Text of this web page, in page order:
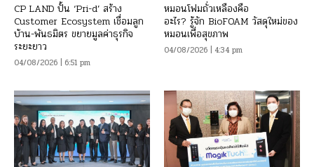
CP LAND ปั้น ‘Pri-d’ สร้าง
Customer Ecosystem เชื่อมลูก
บ้าน-พันธมิตร ขยายมูลค่าธุรกิจ
ระยะยาว
04/08/2026 | 6:51 pm
หมอนโฟมถั่วเหลืองคือ
อะไร? รู้จัก BioFOAM วัสดุใหม่ของ
หมอนเพื่อสุขภาพ
04/08/2026 | 4:34 pm